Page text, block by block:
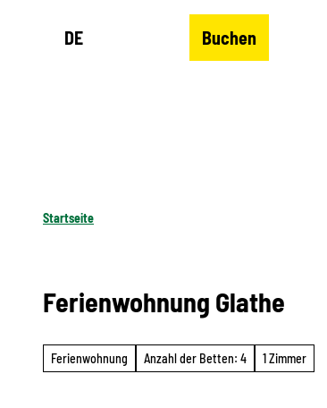
DE Buchen
Startseite
Ferienwohnung Glathe
Ferienwohnung Anzahl der Betten: 4 1 Zimmer